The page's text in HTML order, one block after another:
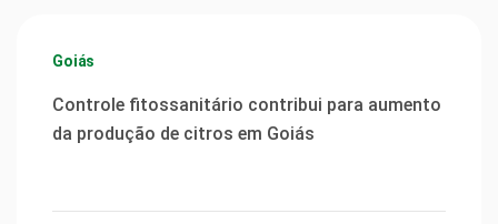
Goiás
Controle fitossanitário contribui para aumento
da produção de citros em Goiás